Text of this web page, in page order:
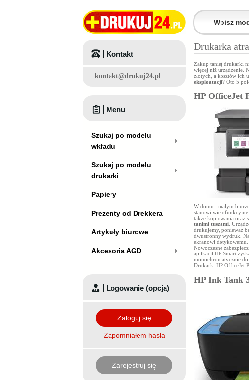
Drukarka
Zakup taniej drukarki
więcej niż urządzenie.
złotych, a kosztów ich
eksploatacji? Oto 5
HP OfficeJet
W domu i małym
stanowi wielofunkcyjne
także kopiowania oraz
tanimi tuszami .
drukujemy, ponieważ
dwustronny wydruk.
ekranowi dotykowemu.
Nowoczesne
aplikacji HP Smart
monochromatycznie
Drukarki HP OfficeJet
HP Ink Tank
Kontakt
kontakt@drukuj24.pl
Menu
Szukaj po modelu
wkładu
Szukaj po modelu
drukarki
Papiery
Prezenty od Drekkera
Artykuły biurowe
Akcesoria AGD
Logowanie (opcja)
Zaloguj się
Zapomniałem hasła
Zarejestruj się